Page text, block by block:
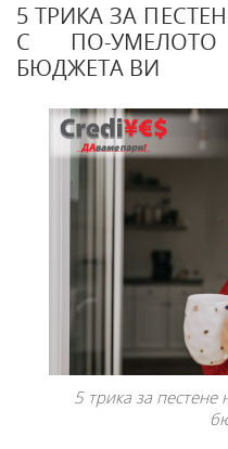
5 ТРИКА ЗА
С ПО-
БЮДЖЕТА ВИ
5 трика за